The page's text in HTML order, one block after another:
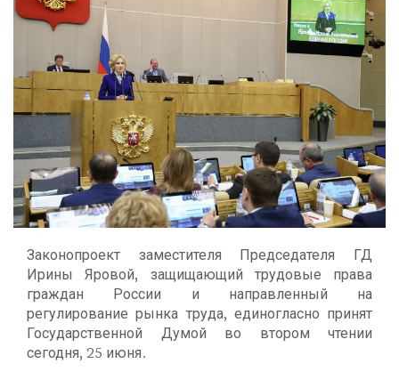
Законопроект заместителя Председателя ГД
Ирины Яровой, защищающий трудовые права
граждан России и направленный на
регулирование рынка труда, единогласно принят
Государственной Думой во втором чтении
сегодня, 25 июня.